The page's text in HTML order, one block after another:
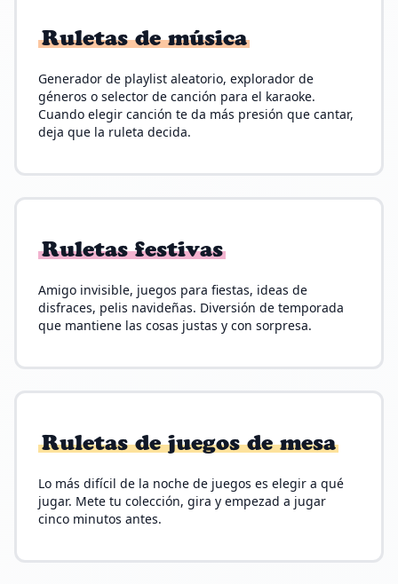
Ruletas de música
Generador de playlist aleatorio, explorador de
géneros o selector de canción para el karaoke.
Cuando elegir canción te da más presión que cantar,
deja que la ruleta decida.
Ruletas festivas
Amigo invisible, juegos para fiestas, ideas de
disfraces, pelis navideñas. Diversión de temporada
que mantiene las cosas justas y con sorpresa.
Ruletas de juegos de mesa
Lo más difícil de la noche de juegos es elegir a qué
jugar. Mete tu colección, gira y empezad a jugar
cinco minutos antes.